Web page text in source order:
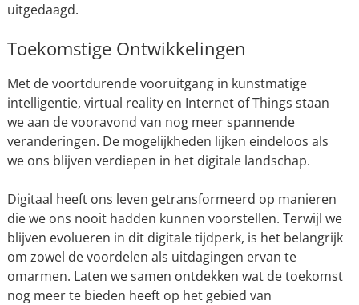
uitgedaagd.
Toekomstige Ontwikkelingen
Met de voortdurende vooruitgang in kunstmatige
intelligentie, virtual reality en Internet of Things staan
we aan de vooravond van nog meer spannende
veranderingen. De mogelijkheden lijken eindeloos als
we ons blijven verdiepen in het digitale landschap.
Digitaal heeft ons leven getransformeerd op manieren
die we ons nooit hadden kunnen voorstellen. Terwijl we
blijven evolueren in dit digitale tijdperk, is het belangrijk
om zowel de voordelen als uitdagingen ervan te
omarmen. Laten we samen ontdekken wat de toekomst
nog meer te bieden heeft op het gebied van